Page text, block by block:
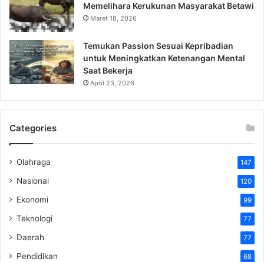
Memelihara Kerukunan Masyarakat Betawi
Maret 18, 2026
Temukan Passion Sesuai Kepribadian
untuk Meningkatkan Ketenangan Mental
Saat Bekerja
April 23, 2026
Categories
Olahraga 147
Nasional 120
Ekonomi 99
Teknologi 77
Daerah 77
Pendidikan 68